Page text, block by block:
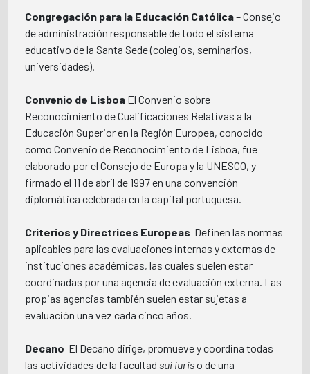
Congregación para la Educación Católica– Consejo
de administración responsable de todo el sistema
educativo de la Santa Sede (colegios, seminarios,
universidades).
Convenio de Lisboa  El Convenio sobre
Reconocimiento de Cualificaciones Relativas a la
Educación Superior en la Región Europea, conocido
como Convenio de Reconocimiento de Lisboa, fue
elaborado por el Consejo de Europa y la UNESCO, y
firmado el 11 de abril de 1997 en una convención
diplomática celebrada en la capital portuguesa.
Criterios y Directrices Europeas  Definen las normas
aplicables para las evaluaciones internas y externas de
instituciones académicas, las cuales suelen estar
coordinadas por una agencia de evaluación externa. Las
propias agencias también suelen estar sujetas a
evaluación una vez cada cinco años.
Decano  El Decano dirige, promueve y coordina todas
las actividades de la facultad sui iuriso de una